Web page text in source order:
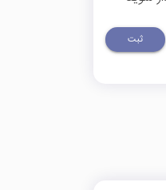
ثبت